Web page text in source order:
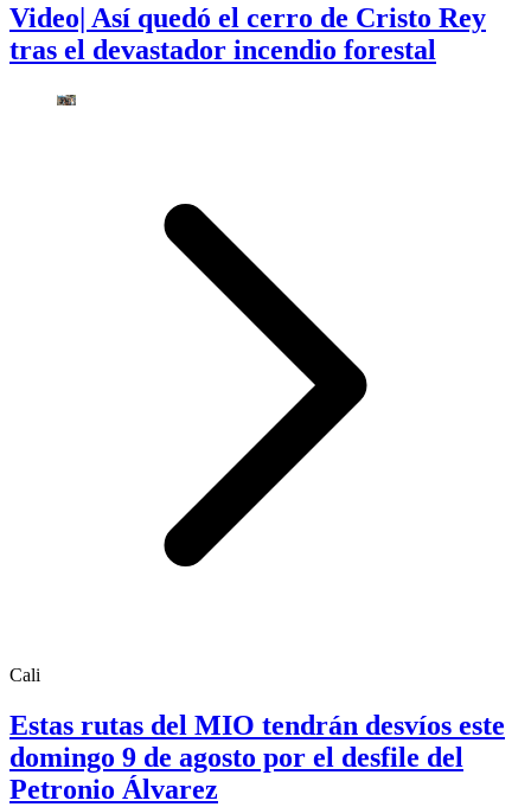
Video| Así quedó el cerro de Cristo Rey
tras el devastador incendio forestal
Cali
Estas rutas del MIO tendrán desvíos este
domingo 9 de agosto por el desfile del
Petronio Álvarez